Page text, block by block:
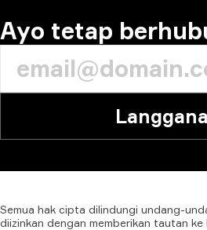
Ayo tetap
Semua hak cipta dilindungi undang-
diizinkan dengan memberikan tautan ke